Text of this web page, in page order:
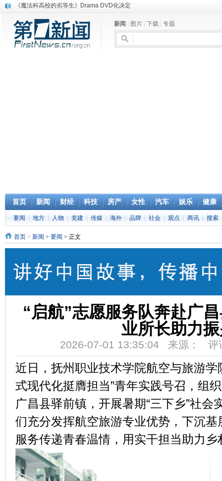
电信运营商“血战”校园
保健品也能吃出一身病? 康宝莱员工自揭多项家丑
煤价"跳水"电企利润"蹦高" 电煤联动亟待完善
苹果公司自建太阳能电厂为数据中心供电
新闻 图片 下载 专题
首页 新闻 财经 科技 房产 女性 汽车 娱乐 健康
要闻 地方 人物 党建 传媒 海外 品牌 社会 观点 商讯 搜索
首页 > 新闻 > 要闻 > 正文
“启航”志愿服务队奔赴广
业所长助力
2026-07-01 13:35:04 来源： 评
近日，抚州职业技术学院航空与旅游学
式现代化挺膺担当”青年实践号召，组
广昌县驿前镇，开展暑期“三下乡”社会
们充分发挥航空旅游专业优势，下沉
服务传递青春温情，用实干担当助力乡